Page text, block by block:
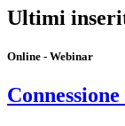
Ultimi
Online - Webinar